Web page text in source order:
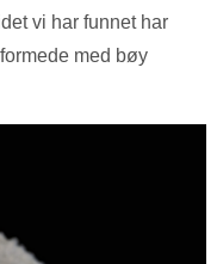
vi har funnet har
med bøy